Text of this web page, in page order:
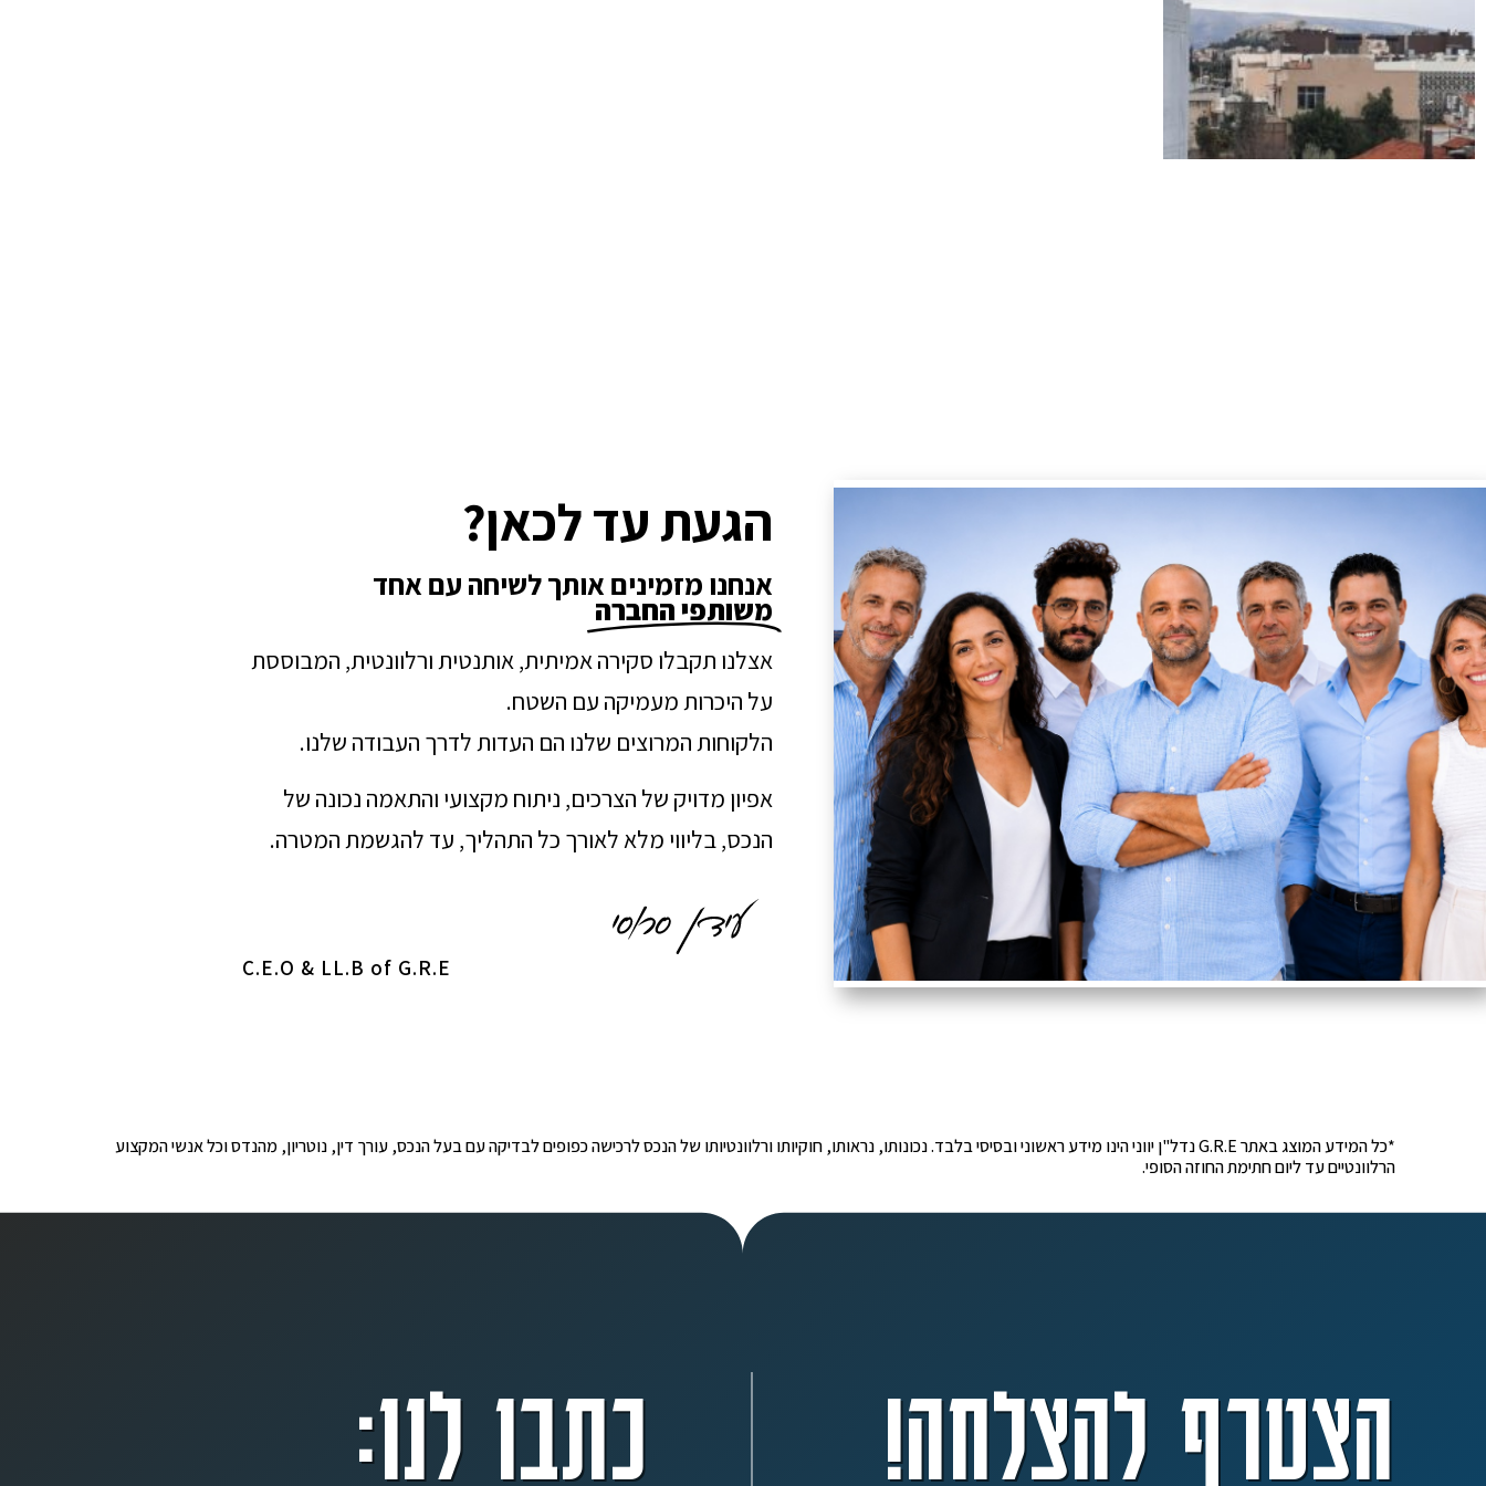
הגעת עד לכאן?
אנחנו מזמינים אותך לשיחה עם אחד
משותפי החברה
אצלנו תקבלו סקירה אמיתית, אותנטית ורלוונטית, המבוססת
על היכרות מעמיקה עם השטח.
הלקוחות המרוצים שלנו הם העדות לדרך העבודה שלנו.
אפיון מדויק של הצרכים, ניתוח מקצועי והתאמה נכונה של
הנכס, בליווי מלא לאורך כל התהליך, עד להגשמת המטרה.
C.E.O & LL.B of G.R.E
*כל המידע המוצג באתר G.R.E נדל"ן יווני הינו מידע ראשוני ובסיסי בלבד. נכונותו, נראותו, חוקיותו ורלוונטיותו של הנכס לרכישה כפופים לבדיקה עם בעל הנכס, עורך דין, נוטריון, מהנדס וכל אנשי המקצוע
הרלוונטיים עד ליום חתימת החוזה הסופי.
הצטרף להצלחה! כתבו לנו: